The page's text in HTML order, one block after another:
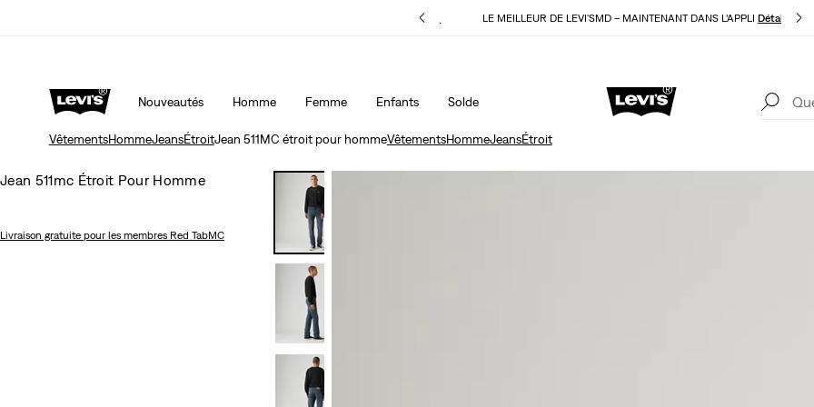
Détails LE MEILLEUR DE LEVI'SMD – MAINTENANT DANS L’APPLIDétails
Nouveautés Homme Femme Enfants Solde
15 % DE RABAIS SUR VOTRE PREMIÈRE COMMANDE
VêtementsHommeJeansÉtroitJean 511MC étroit pour hommeVêtementsHommeJeansÉtroit
Jean 511mc Étroit Pour Homme
Livraison gratuite pour les membres Red TabMC